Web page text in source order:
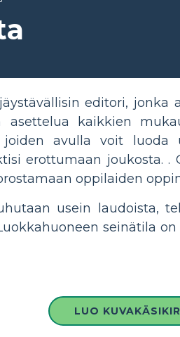
editori,
kaikkien
avulla voit luoda
erottumaan
oppilaiden
usein laudoista,
seinätila
LUO